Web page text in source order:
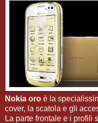
Nokia oro è la
cover, la scatola e gli
La parte frontale e i profili